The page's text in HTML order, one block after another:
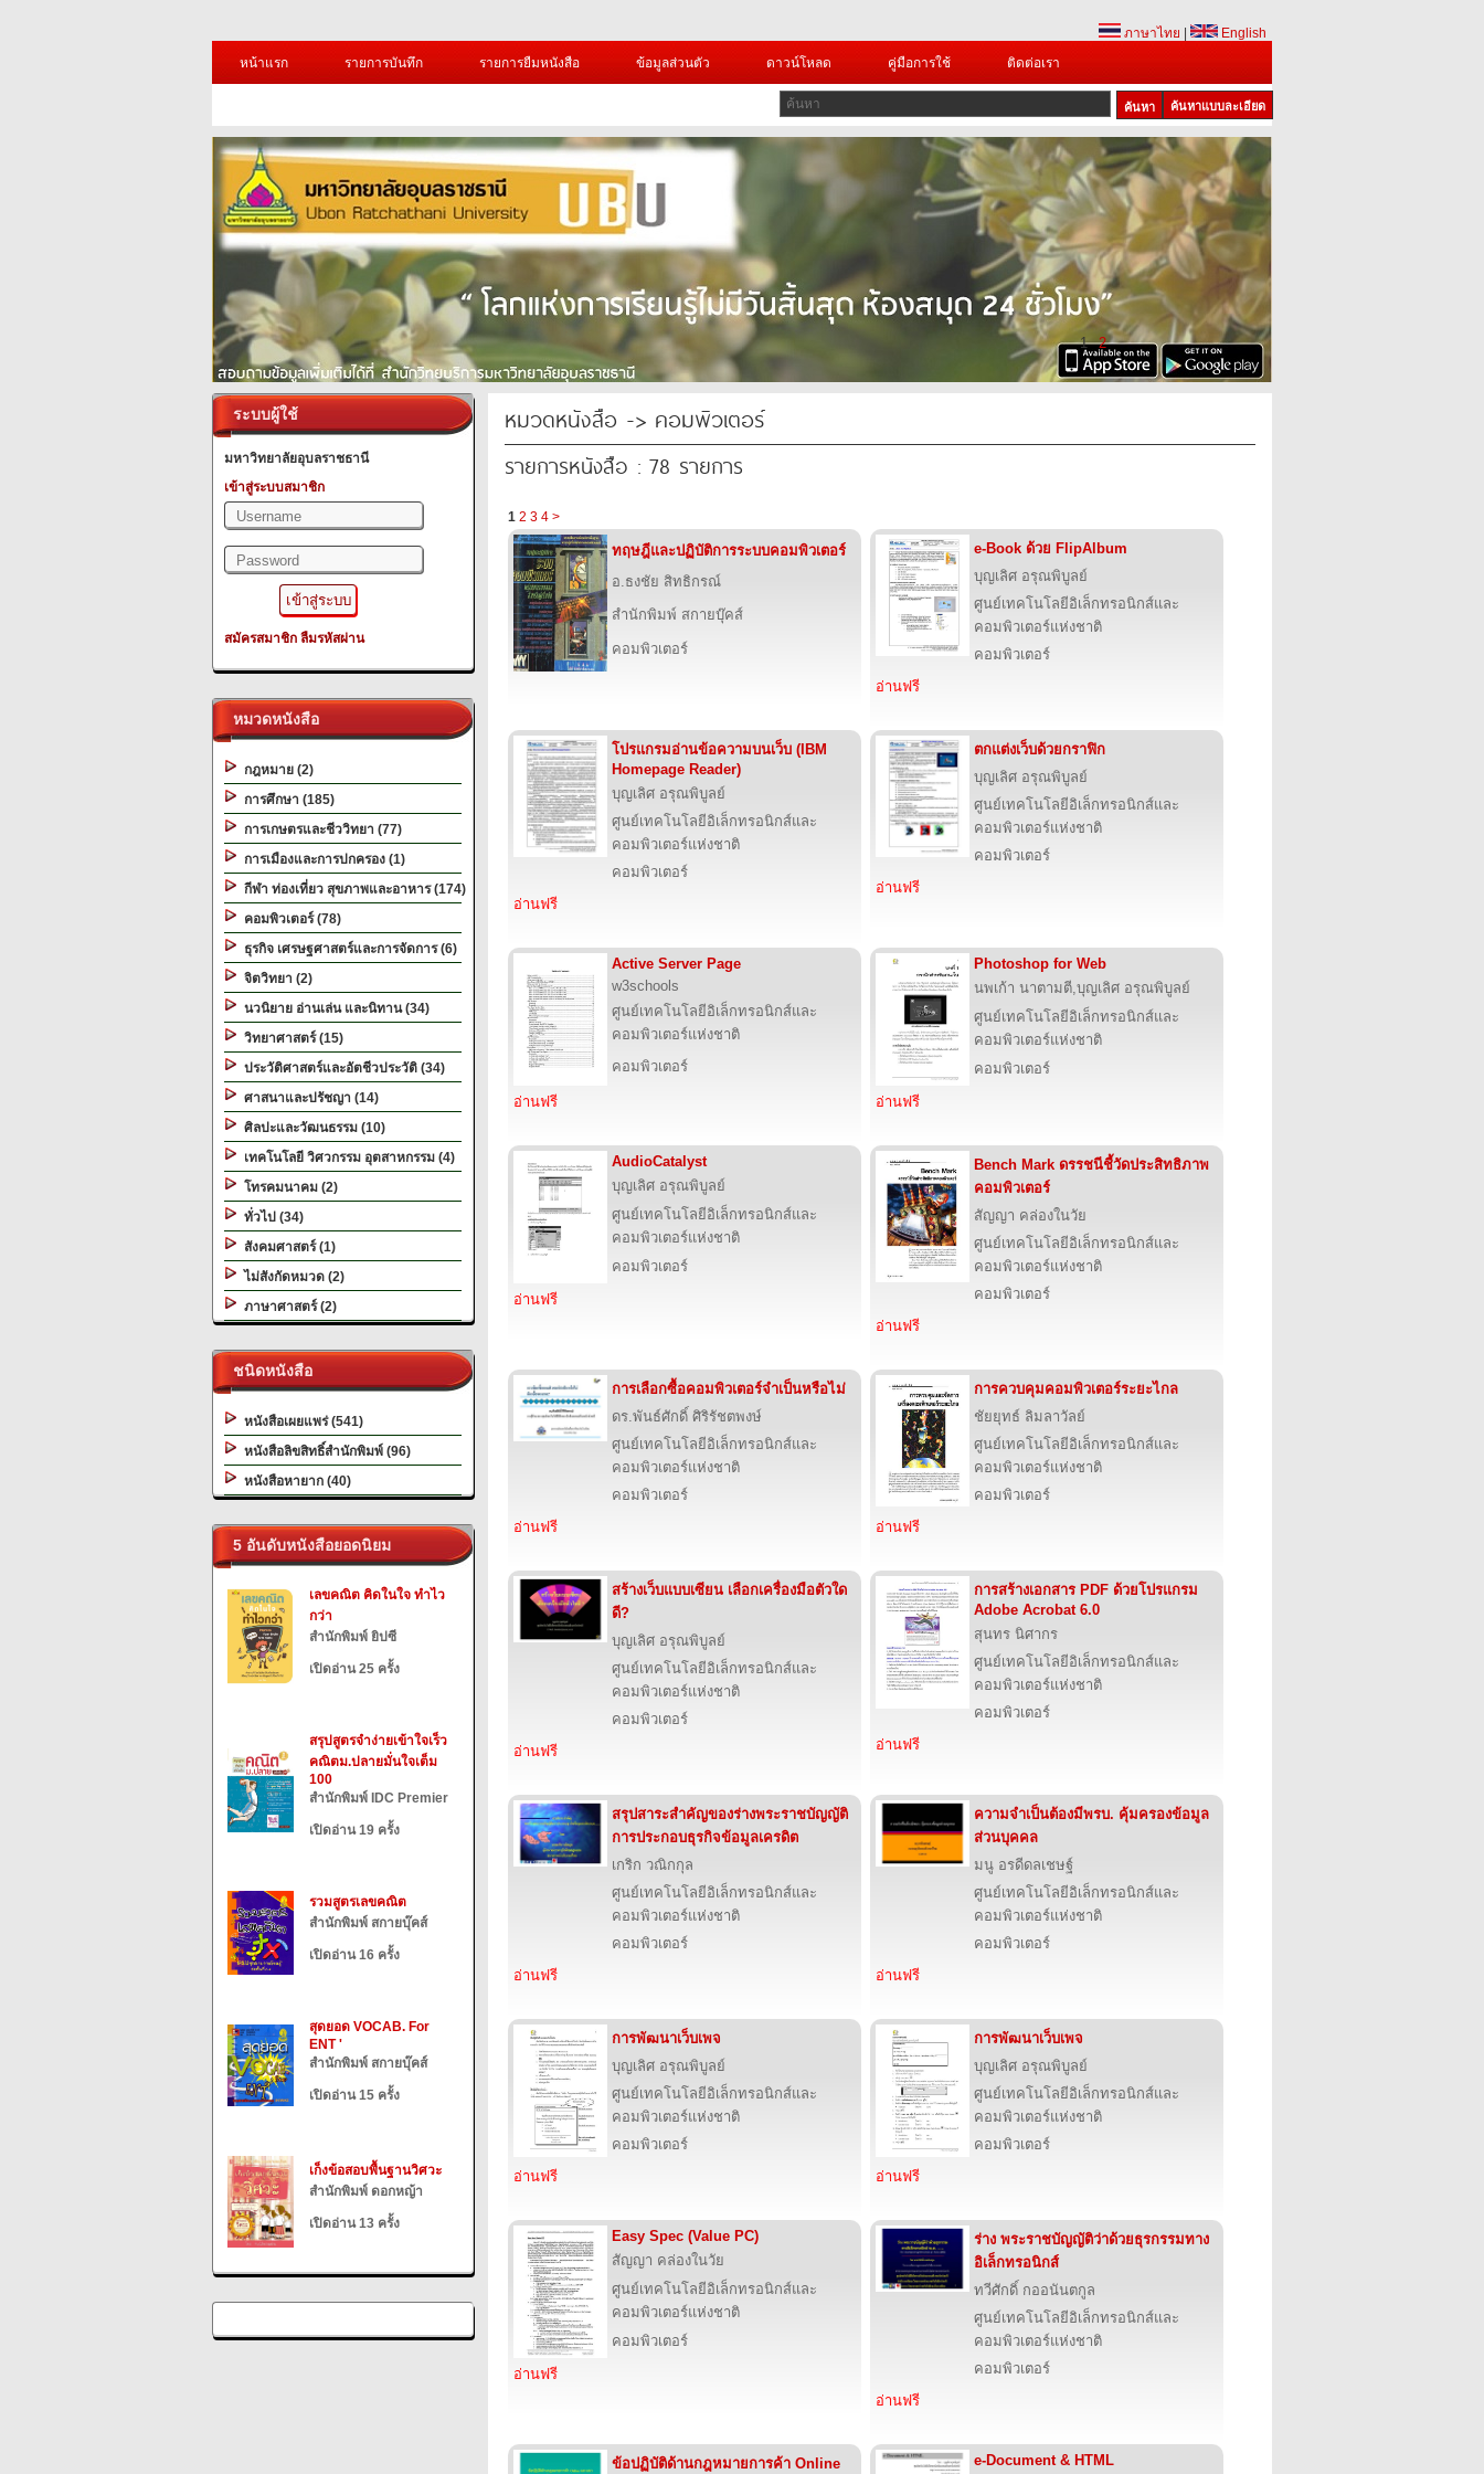
ภาษาไทย
English
หน้าแรก
รายการบันทึก รายการยืมหนังสือ ข้อมูลส่วนตัว ดาวน์โหลด คู่มือการใช้ ติดต่อเรา
ค้นหาแบบละเอียด
1 2
ระบบผู้ใช้
มหาวิทยาลัยอุบลราชธานี
เข้าสู่ระบบสมาชิก
สมัครสมาชิก ลืมรหัสผ่าน
หมวดหนังสือ
กฎหมาย (2)
การศึกษา (185)
การเกษตรและชีววิทยา (77)
การเมืองและการปกครอง (1)
กีฬา ท่องเที่ยว สุขภาพและอาหาร (174)
คอมพิวเตอร์ (78)
ธุรกิจ เศรษฐศาสตร์และการจัดการ (6)
จิตวิทยา (2)
นวนิยาย อ่านเล่น และนิทาน (34)
วิทยาศาสตร์ (15)
ประวัติศาสตร์และอัตชีวประวัติ (34)
ศาสนาและปรัชญา (14)
ศิลปะและวัฒนธรรม (10)
เทคโนโลยี วิศวกรรม อุตสาหกรรม (4)
โทรคมนาคม (2)
ทั่วไป (34)
สังคมศาสตร์ (1)
ไม่สังกัดหมวด (2)
ภาษาศาสตร์ (2)
ชนิดหนังสือ
หนังสือเผยแพร่ (541)
หนังสือลิขสิทธิ์สำนักพิมพ์ (96)
หนังสือหายาก (40)
5 อันดับหนังสือยอดนิยม
เลขคณิต คิดในใจ ทำไว
กว่า
สำนักพิมพ์ ยิปซี
เปิดอ่าน 25 ครั้ง
สรุปสูตรจำง่ายเข้าใจเร็ว
คณิตม.ปลายมั่นใจเต็ม
100
สำนักพิมพ์ IDC Premier
เปิดอ่าน 19 ครั้ง
รวมสูตรเลขคณิต
สำนักพิมพ์ สกายบุ๊คส์
เปิดอ่าน 16 ครั้ง
สุดยอด VOCAB. For
ENT '
สำนักพิมพ์ สกายบุ๊คส์
เปิดอ่าน 15 ครั้ง
เก็งข้อสอบพื้นฐานวิศวะ
สำนักพิมพ์ ดอกหญ้า
เปิดอ่าน 13 ครั้ง
หมวดหนังสือ -> คอมพิวเตอร์
รายการหนังสือ : 78 รายการ
1 2 3 4 >
ทฤษฎีและปฏิบัติการระบบคอมพิวเตอร์
อ.ธงชัย สิทธิกรณ์
สำนักพิมพ์ สกายบุ๊คส์
คอมพิวเตอร์
e-Book ด้วย FlipAlbum
บุญเลิศ อรุณพิบูลย์
ศูนย์เทคโนโลยีอิเล็กทรอนิกส์และ
คอมพิวเตอร์แห่งชาติ
คอมพิวเตอร์
อ่านฟรี
โปรแกรมอ่านข้อความบนเว็บ (IBM
Homepage Reader)
บุญเลิศ อรุณพิบูลย์
ศูนย์เทคโนโลยีอิเล็กทรอนิกส์และ
คอมพิวเตอร์แห่งชาติ
คอมพิวเตอร์
อ่านฟรี
ตกแต่งเว็บด้วยกราฟิก
บุญเลิศ อรุณพิบูลย์
ศูนย์เทคโนโลยีอิเล็กทรอนิกส์และ
คอมพิวเตอร์แห่งชาติ
คอมพิวเตอร์
อ่านฟรี
Active Server Page
w3schools
ศูนย์เทคโนโลยีอิเล็กทรอนิกส์และ
คอมพิวเตอร์แห่งชาติ
คอมพิวเตอร์
อ่านฟรี
Photoshop for Web
นพเก้า นาตามตี,บุญเลิศ อรุณพิบูลย์
ศูนย์เทคโนโลยีอิเล็กทรอนิกส์และ
คอมพิวเตอร์แห่งชาติ
คอมพิวเตอร์
อ่านฟรี
AudioCatalyst
บุญเลิศ อรุณพิบูลย์
ศูนย์เทคโนโลยีอิเล็กทรอนิกส์และ
คอมพิวเตอร์แห่งชาติ
คอมพิวเตอร์
อ่านฟรี
Bench Mark ดรรชนีชี้วัดประสิทธิภาพ
คอมพิวเตอร์
สัญญา คล่องในวัย
ศูนย์เทคโนโลยีอิเล็กทรอนิกส์และ
คอมพิวเตอร์แห่งชาติ
คอมพิวเตอร์
อ่านฟรี
การเลือกซื้อคอมพิวเตอร์จำเป็นหรือไม่
ดร.พันธ์ศักดิ์ ศิริรัชตพงษ์
ศูนย์เทคโนโลยีอิเล็กทรอนิกส์และ
คอมพิวเตอร์แห่งชาติ
คอมพิวเตอร์
อ่านฟรี
การควบคุมคอมพิวเตอร์ระยะไกล
ชัยยุทธ์ ลิมลาวัลย์
ศูนย์เทคโนโลยีอิเล็กทรอนิกส์และ
คอมพิวเตอร์แห่งชาติ
คอมพิวเตอร์
อ่านฟรี
สร้างเว็บแบบเซียน เลือกเครื่องมือตัวใด
ดี?
บุญเลิศ อรุณพิบูลย์
ศูนย์เทคโนโลยีอิเล็กทรอนิกส์และ
คอมพิวเตอร์แห่งชาติ
คอมพิวเตอร์
อ่านฟรี
การสร้างเอกสาร PDF ด้วยโปรแกรม
Adobe Acrobat 6.0
สุนทร นิศากร
ศูนย์เทคโนโลยีอิเล็กทรอนิกส์และ
คอมพิวเตอร์แห่งชาติ
คอมพิวเตอร์
อ่านฟรี
สรุปสาระสำคัญของร่างพระราชบัญญัติ
การประกอบธุรกิจข้อมูลเครดิต
เกริก วณิกกุล
ศูนย์เทคโนโลยีอิเล็กทรอนิกส์และ
คอมพิวเตอร์แห่งชาติ
คอมพิวเตอร์
อ่านฟรี
ความจำเป็นต้องมีพรบ. คุ้มครองข้อมูล
ส่วนบุคคล
มนู อรดีดลเชษฐ์
ศูนย์เทคโนโลยีอิเล็กทรอนิกส์และ
คอมพิวเตอร์แห่งชาติ
คอมพิวเตอร์
อ่านฟรี
การพัฒนาเว็บเพจ
บุญเลิศ อรุณพิบูลย์
ศูนย์เทคโนโลยีอิเล็กทรอนิกส์และ
คอมพิวเตอร์แห่งชาติ
คอมพิวเตอร์
อ่านฟรี
การพัฒนาเว็บเพจ
บุญเลิศ อรุณพิบูลย์
ศูนย์เทคโนโลยีอิเล็กทรอนิกส์และ
คอมพิวเตอร์แห่งชาติ
คอมพิวเตอร์
อ่านฟรี
Easy Spec (Value PC)
สัญญา คล่องในวัย
ศูนย์เทคโนโลยีอิเล็กทรอนิกส์และ
คอมพิวเตอร์แห่งชาติ
คอมพิวเตอร์
อ่านฟรี
ร่าง พระราชบัญญัติว่าด้วยธุรกรรมทาง
อิเล็กทรอนิกส์
ทวีศักดิ์ กออนันตกูล
ศูนย์เทคโนโลยีอิเล็กทรอนิกส์และ
คอมพิวเตอร์แห่งชาติ
คอมพิวเตอร์
อ่านฟรี
ข้อปฏิบัติด้านกฎหมายการค้า Online e-Document & HTML